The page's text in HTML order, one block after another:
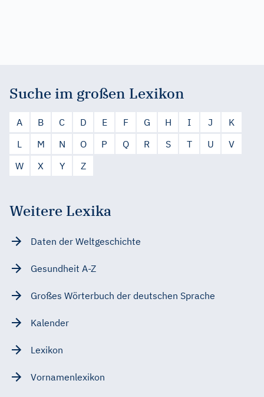
Suche im großen Lexikon
A B C D E F G H I J
K
L
M N O P Q R S T U
V
W
X Y Z
Weitere Lexika
Daten der Weltgeschichte
Gesundheit A-Z
Großes Wörterbuch der deutschen Sprache
Kalender
Lexikon
Vornamenlexikon